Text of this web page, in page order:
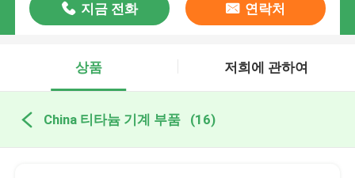
지금 전화 연락처
상품 저희에 관하여
China 티타늄 기계 부품 (16)